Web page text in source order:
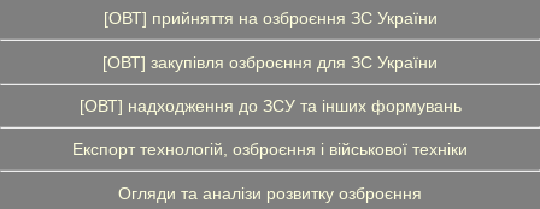
[ОВТ] прийняття на озброєння ЗС України
[ОВТ] закупівля озброєння для ЗС України
[ОВТ] надходження до ЗСУ та інших формувань
Експорт технологій, озброєння і військової техніки
Огляди та аналізи розвитку озброєння